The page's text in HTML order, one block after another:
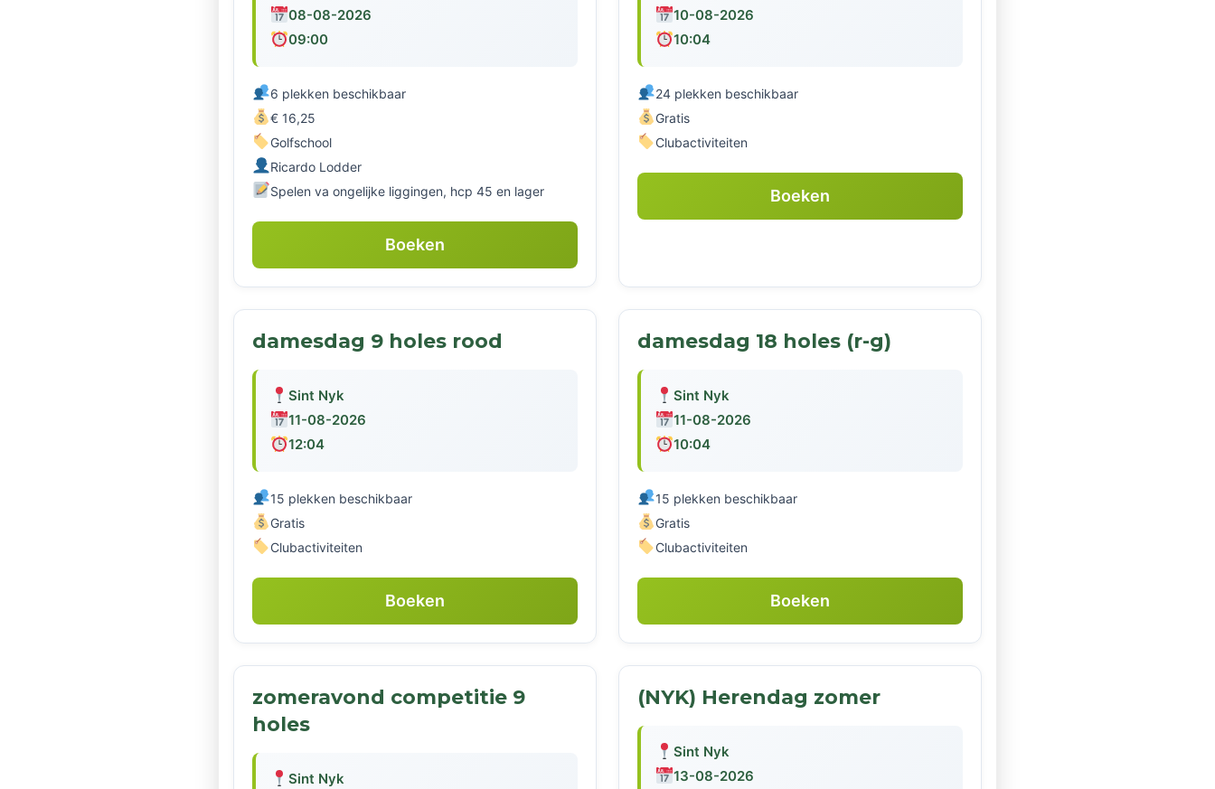
08-08-2026
09:00
6 plekken beschikbaar
€ 16,25
Golfschool
Ricardo Lodder
Spelen va ongelijke liggingen, hcp 45 en lager
Boeken
10-08-2026
10:04
24 plekken beschikbaar
Gratis
Clubactiviteiten
Boeken
damesdag 9 holes rood
Sint Nyk
11-08-2026
12:04
15 plekken beschikbaar
Gratis
Clubactiviteiten
Boeken
damesdag 18 holes (r-g)
Sint Nyk
11-08-2026
10:04
15 plekken beschikbaar
Gratis
Clubactiviteiten
Boeken
zomeravond competitie 9
holes
Sint Nyk
(NYK) Herendag zomer
Sint Nyk
13-08-2026